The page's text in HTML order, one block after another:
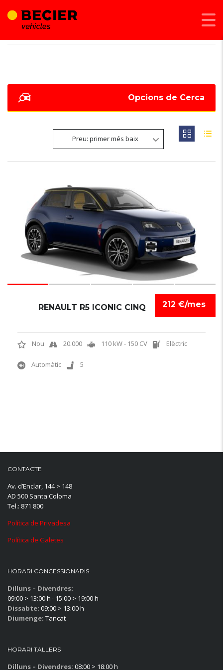
Opcions de Cerca
Preu: primer més baix
212 €/mes
RENAULT R5 ICONIC CINQ
Nou 20.000 110 kW - 150 CV Elèctric
Automàtic 5
CONTACTE
Av. d’Enclar, 144 > 148
AD 500 Santa Coloma
Tel.: 871 800
Política de Privadesa
Política de Galetes
HORARI CONCESSIONARIS
Dilluns – Divendres:
09:00 > 13:00 h · 15:00 > 19:00 h
Dissabte: 09:00 > 13:00 h
Diumenge: Tancat
HORARI TALLERS
Dilluns – Divendres: 08:00 > 18:00 h